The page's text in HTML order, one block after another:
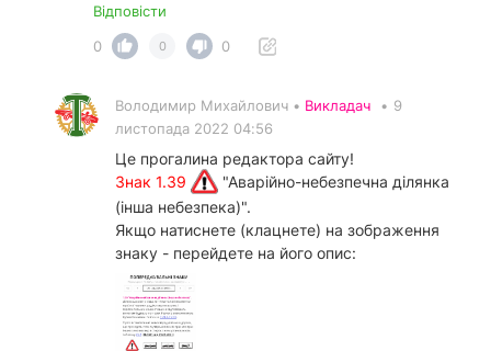
Відповісти
0
0 0
Володимир Михайлович • Викладач • 9
листопада 2022 04:56
Це прогалина редактора сайту!
Знак 1.39
"Аварійно-небезпечна ділянка
(інша небезпека)".
Якщо натиснете (клацнете) на зображення
знаку - перейдете на його опис: